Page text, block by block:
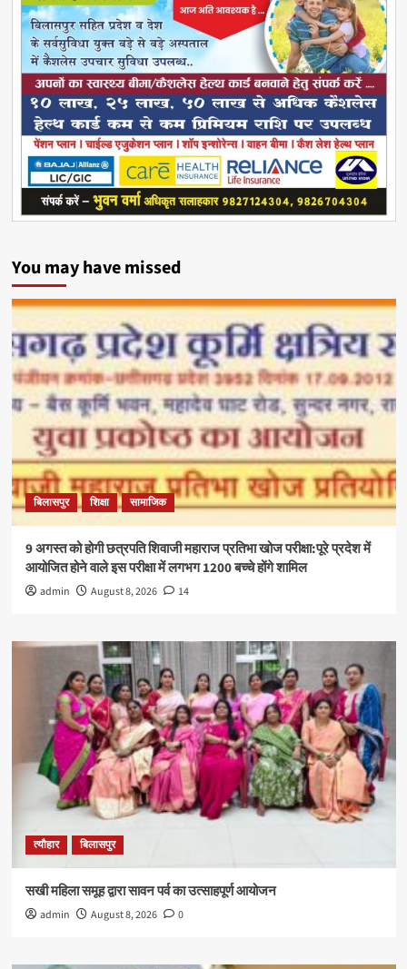
You may have missed
बिलासपुर शिक्षा सामाजिक
9 अगस्त को होगी छत्रपति शिवाजी महाराज प्रतिभा खोज परीक्षा:पूरे प्रदेश में
आयोजित होने वाले इस परीक्षा में लगभग 1200 बच्चे होंगे शामिल
admin August 8, 2026 14
त्यौहार बिलासपुर
सखी महिला समूह द्वारा सावन पर्व का उत्साहपूर्ण आयोजन
admin August 8, 2026 0